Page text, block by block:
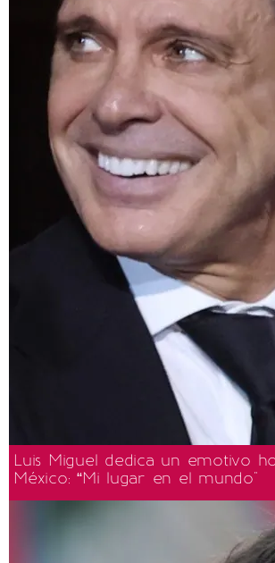
Luis Miguel dedica un emotivo
México: “Mi lugar en el mundo"